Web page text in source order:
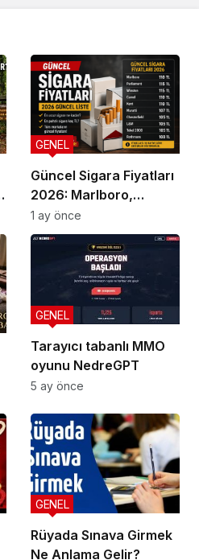
Güncel Sigara Fiyatları
2026: Marlboro,
Parliament, Winston,
Camel ve Tüm Sigara
Markalarının Zamlı
Fiyat Listesi
GENEL
1 ay önce
Tarayıcı tabanlı MMO
oyunu NedreGPT
GENEL
5 ay önce
Rüyada Sınava Girmek
Ne Anlama Gelir?
GENEL